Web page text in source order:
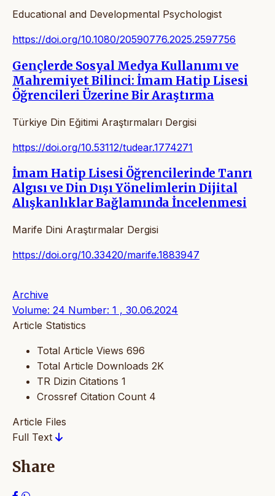
Educational and Developmental Psychologist
https://doi.org/10.1080/20590776.2025.2597756
Gençlerde Sosyal Medya Kullanımı ve
Mahremiyet Bilinci: İmam Hatip Lisesi
Öğrencileri Üzerine Bir Araştırma
Türkiye Din Eğitimi Araştırmaları Dergisi
https://doi.org/10.53112/tudear.1774271
İmam Hatip Lisesi Öğrencilerinde Tanrı
Algısı ve Din Dışı Yönelimlerin Dijital
Alışkanlıklar Bağlamında İncelenmesi
Marife Dini Araştırmalar Dergisi
https://doi.org/10.33420/marife.1883947
Archive
Volume: 24 Number: 1 , 30.06.2024
Article Statistics
Total Article Views 696
Total Article Downloads 2K
TR Dizin Citations 1
Crossref Citation Count 4
Article Files
Full Text
Share